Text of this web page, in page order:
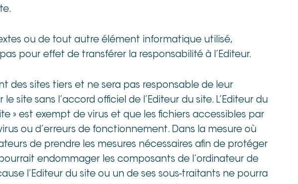
ou de tout autre élément informatique utilisé,
pour effet de transférer la responsabilité à l’Editeur.
des sites tiers et ne sera pas responsable de leur
sans l’accord officiel de l’Editeur du site. L’Editeur du
» est exempt de virus et que les fichiers accessibles par
ou d’erreurs de fonctionnement. Dans la mesure où
de prendre les mesures nécessaires afin de protéger
endommager les composants de l’ordinateur de
l’Editeur du site ou un de ses sous-traitants ne pourra